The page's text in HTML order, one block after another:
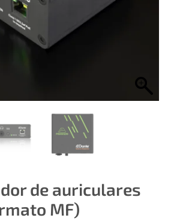
de auriculares
MF)